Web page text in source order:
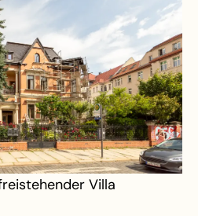
Villa